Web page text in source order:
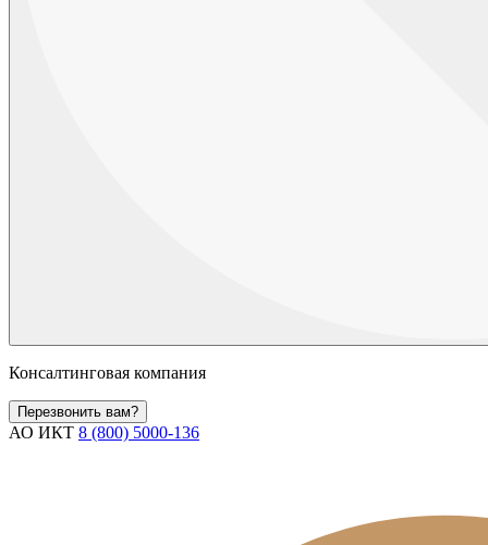
Консалтинговая компания
Перезвонить вам?
АО ИКТ 8 (800) 5000-136